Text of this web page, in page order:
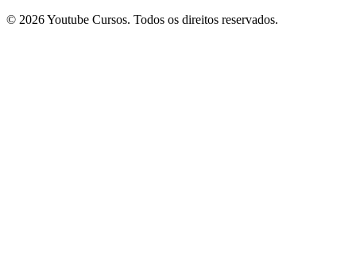
© 2026 Youtube Cursos. Todos os direitos reservados.